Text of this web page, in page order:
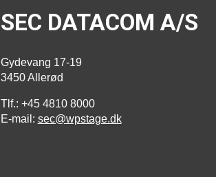
SEC DATACOM A/S
Gydevang 17-19
3450 Allerød
Tlf.: +45 4810 8000
E-mail: sec@wpstage.dk